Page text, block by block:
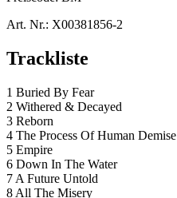
Art. Nr.: X00381856-2
Trackliste
1 Buried By Fear
2 Withered & Decayed
3 Reborn
4 The Process Of Human Demise
5 Empire
6 Down In The Water
7 A Future Untold
8 All The Misery